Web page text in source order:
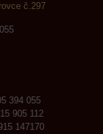
č.297
394 055
112